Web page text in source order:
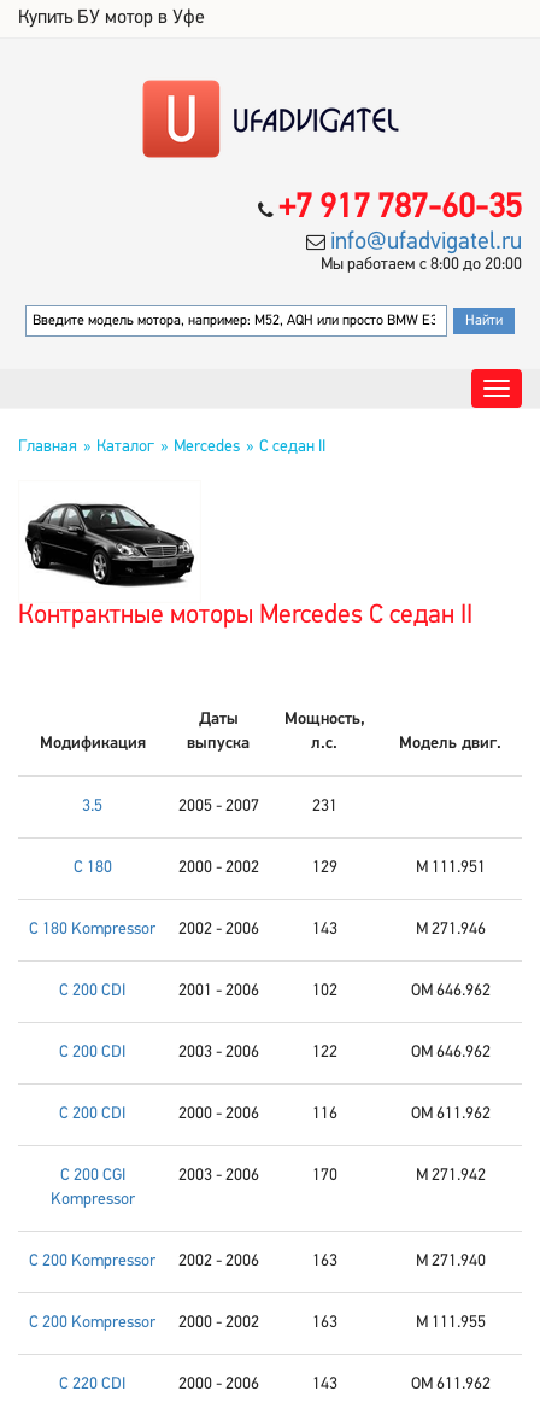
Купить БУ мотор в Уфе
+7 917 787-60-35
info@ufadvigatel.ru
Мы работаем с 8:00 до 20:00
Главная Каталог Mercedes C седан II
Контрактные моторы Mercedes C седан II
Модификация
Даты
выпуска
Мощность,
л.с.
Модель двиг.
3.5 2005 - 2007 231
C 180 2000 - 2002 129 M 111.951
C 180 Kompressor 2002 - 2006 143 M 271.946
C 200 CDI 2001 - 2006 102 OM 646.962
C 200 CDI 2003 - 2006 122 OM 646.962
C 200 CDI 2000 - 2006 116 OM 611.962
C 200 CGI
Kompressor
2003 - 2006 170 M 271.942
C 200 Kompressor 2002 - 2006 163 M 271.940
C 200 Kompressor 2000 - 2002 163 M 111.955
C 220 CDI 2000 - 2006 143 OM 611.962